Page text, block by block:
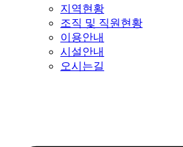
지역현황
조직 및 직원현황
이용안내
시설안내
오시는길